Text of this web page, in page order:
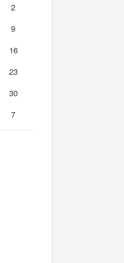
2
9
16
23
30
7